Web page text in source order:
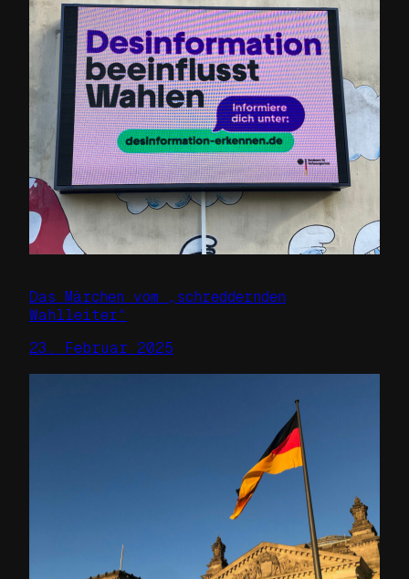
Das Märchen vom „schreddernden
Wahlleiter“
23. Februar 2025